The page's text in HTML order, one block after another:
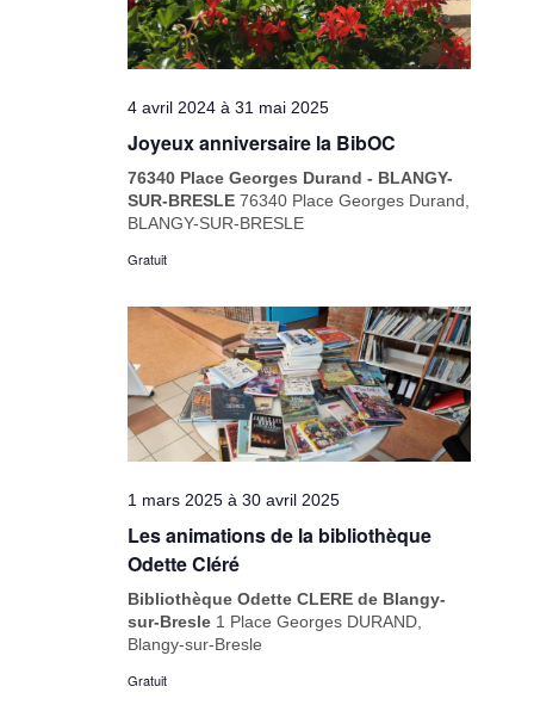
4 avril 2024 à31 mai 2025
Joyeux anniversaire la BibOC
76340 Place Georges Durand - BLANGY-
SUR-BRESLE76340 Place Georges Durand,
BLANGY-SUR-BRESLE
Gratuit
1 mars 2025 à30 avril 2025
Les animations de la bibliothèque
Odette Cléré
Bibliothèque Odette CLERE de Blangy-
sur-Bresle 1 Place Georges DURAND,
Blangy-sur-Bresle
Gratuit